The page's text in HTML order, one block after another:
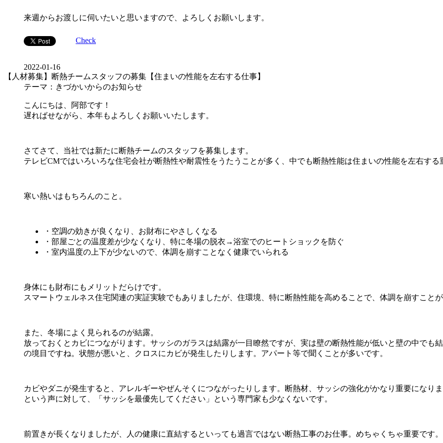
来週からお渡しに伺いたいと思いますので、よろしくお願いします。
Check
2022-01-16
【人材募集】断熱チームスタッフの募集【住まいの性能を左右する仕事】
テーマ：きづかいからのお知らせ
こんにちは、阿部です！
遅ればせながら、本年もよろしくお願いいたします。
さてさて、当社では新たに断熱チームのスタッフを募集します。
テレビCMではいろいろな住宅会社が断熱性や耐震性をうたうことが多く、中でも断熱性能は住まいの性能を左右する
寒い熱いはもちろんのこと。
・空調の効きが良くなり、お財布にやさしくなる
・部屋ごとの温度差が少なくなり、特に冬場の脱衣→浴室でのヒートショックを防ぐ
・室内温度の上下が少ないので、体調を崩すことなく健康でいられる
身体にも財布にもメリットだらけです。
スマートウェルネス住宅関連の実証実験でもありましたが、住環境、特に断熱性能を高めることで、体調を崩すこと
また、冬場によく見られるのが結露。
放っておくとカビにつながります。サッシのガラスは結露が一目瞭然ですが、実は壁の断熱性能が低いと壁の中でも
の境目ですね。状態が悪いと、クロスにカビが発生したりします。アパート等で聞くことが多いです。
カビやダニが発生すると、アレルギーやぜんそくにつながったりします。断熱材、サッシの強化がかなり重要になり
という声に対して、「サッシを最優先してください」という専門家も少なくないです。
前置きが長くなりましたが、人の健康に直結するといっても過言ではない断熱工事のお仕事。めちゃくちゃ重要です。